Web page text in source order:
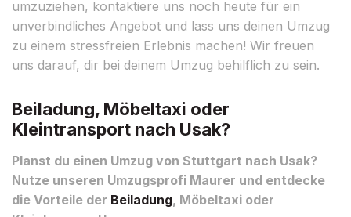
umzuziehen, kontaktiere uns noch heute für ein
unverbindliches Angebot und lass uns deinen Umzug
zu einem stressfreien Erlebnis machen! Wir freuen
uns darauf, dir bei deinem Umzug behilflich zu sein.
Beiladung, Möbeltaxi oder
Kleintransport nach Usak?
Planst du einen Umzug von Stuttgart nach Usak?
Nutze unseren Umzugsprofi Maurer und entdecke
die Vorteile der Beiladung, Möbeltaxi oder